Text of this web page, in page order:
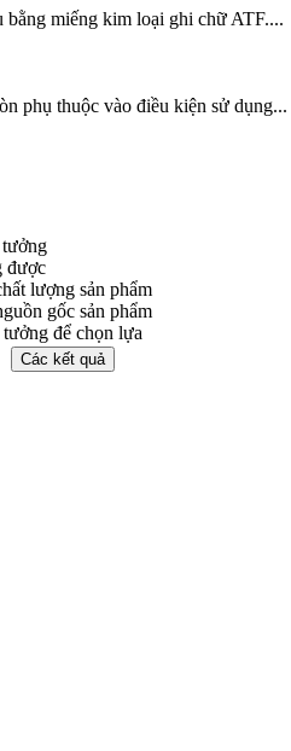
bằng miếng kim loại ghi chữ ATF....
phụ thuộc vào điều kiện sử dụng...
được
lượng sản phẩm
gốc sản phẩm
để chọn lựa